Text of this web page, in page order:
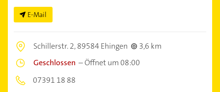
E-Mail
Schillerstr. 2,89584 Ehingen
3,6 km
Geschlossen –Öffnet um 08:00
07391 18 88